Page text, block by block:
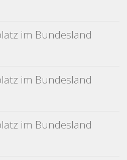
im Bundesland
im Bundesland
im Bundesland